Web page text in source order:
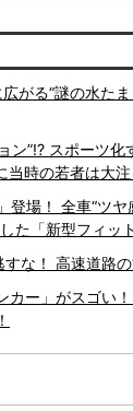
がる“謎の水た
ン”!? スポーツ
当時の若者は大
場！ 全車“ツ
た「新型フィッ
な！ 高速道路
カー」がスゴい